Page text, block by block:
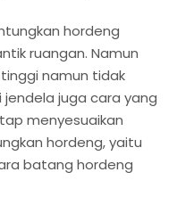
hordeng
ruangan. Namun
namun tidak
juga cara yang
menyesuaikan
hordeng, yaitu
batang hordeng